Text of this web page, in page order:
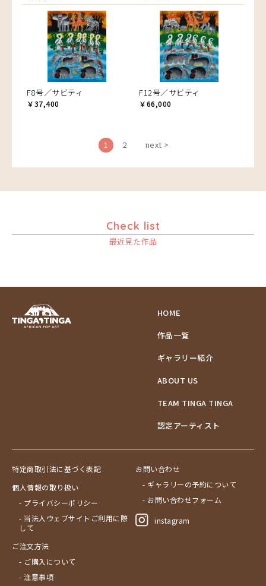
F8号／サビティ
￥37,400
F12号／サビティ
￥66,000
1 2 next >
Check list
最近見た作品
HOME
作品一覧
ギャラリー紹介
ABOUT US
TEAM TINGA TINGA
認定アーティスト
特定商取引法に基づく表記
個人情報の取り扱い
- プライバシーポリシー
- 当法人ウェブサイトご利用に際
して
ご注文方法
- ご購入について
- 注意事項
お問い合わせ
- ギャラリーの予約について
- お問い合わせフォーム
instagram